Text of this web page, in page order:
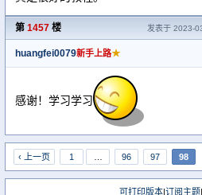
第 1457 楼 发表于 2023-
huangfei0079新手上路★
感谢！学习学习
‹ 上一页 1 96 97 98
可打印版本|订阅主题|